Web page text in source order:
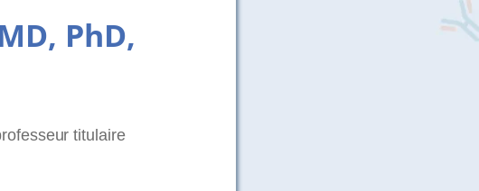
PhD,
titulaire